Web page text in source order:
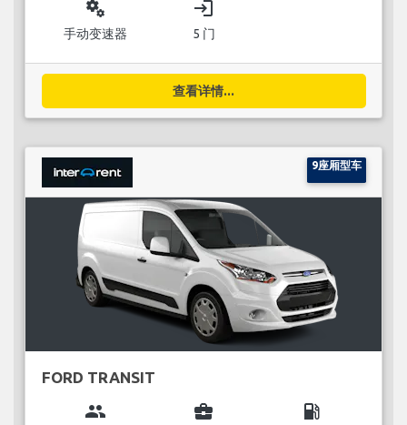
miscellaneous_services
手动变速器
login
5 门
查看详情...
9座厢型车
FORD TRANSIT
group business_center local_gas_station